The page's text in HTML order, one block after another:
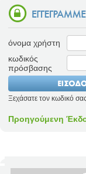
όνομα χρήστη
κωδικός
πρόσβασης
Ξεχάσατε τον κωδικό
Προηγούμενη